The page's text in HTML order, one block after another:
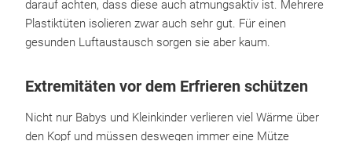
darauf achten, dass diese auch atmungsaktiv ist. Mehrere
Plastiktüten isolieren zwar auch sehr gut. Für einen
gesunden Luftaustausch sorgen sie aber kaum.
Extremitäten vor dem Erfrieren schützen
Nicht nur Babys und Kleinkinder verlieren viel Wärme über
den Kopf und müssen deswegen immer eine Mütze